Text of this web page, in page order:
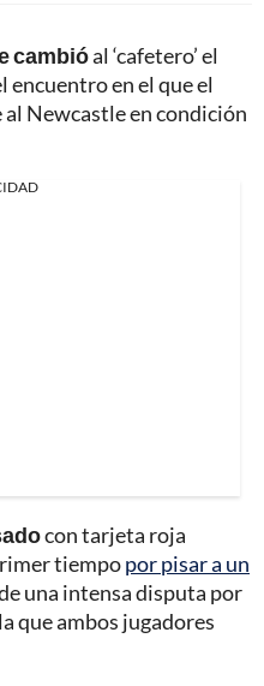
cambióal ‘cafetero’ el
encuentro en el que el
Newcastle en condición
con tarjeta roja
tiempopor pisar a un
una intensa disputa por
que ambos jugadores